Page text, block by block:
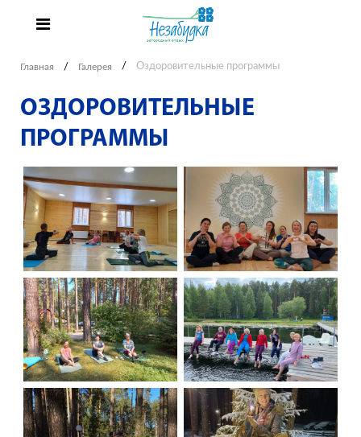
Главная Галерея Оздоровительные программы
ОЗДОРОВИТЕЛЬНЫЕ
ПРОГРАММЫ